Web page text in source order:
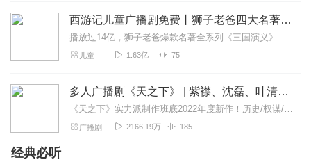
西游记儿童广播剧免费丨狮子老爸四大名著国学经典神话
播放过14亿，狮子老爸爆款名著全系列《三国演义》儿童广播剧全集>>点我直听《西游记》儿童广播剧全集>>点我直听《水浒传》广播剧全集>>点我直听《封神演义》广播剧...
儿童 1.63亿 75
多人广播剧《天之下》 | 紫襟、沈磊、叶清、于朦胧领衔
《天之下》实力派制作班底2022年度新作！历史/权谋/军事大戏《夜不收：大明兵王》已上线。明朝最神秘的特种侦察部队，为何战功赫赫，却鲜为人知？点击书名即可收听！...
广播剧 2166.19万 185
经典必听